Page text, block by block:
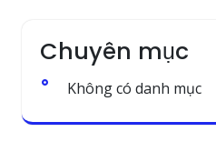
Chuyên mục
Không có danh mục